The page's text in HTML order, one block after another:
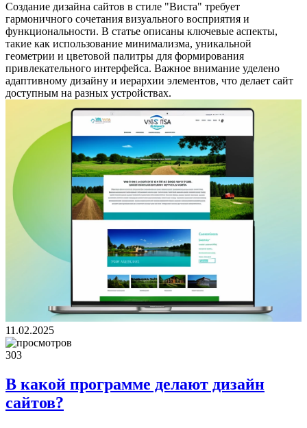
Создание дизайна сайтов в стиле "Виста" требует
гармоничного сочетания визуального восприятия и
функциональности. В статье описаны ключевые аспекты,
такие как использование минимализма, уникальной
геометрии и цветовой палитры для формирования
привлекательного интерфейса. Важное внимание уделено
адаптивному дизайну и иерархии элементов, что делает сайт
доступным на разных устройствах.
11.02.2025
303
В какой программе делают дизайн
сайтов?